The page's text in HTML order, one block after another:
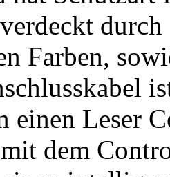
Farben,
einen Leser
dem